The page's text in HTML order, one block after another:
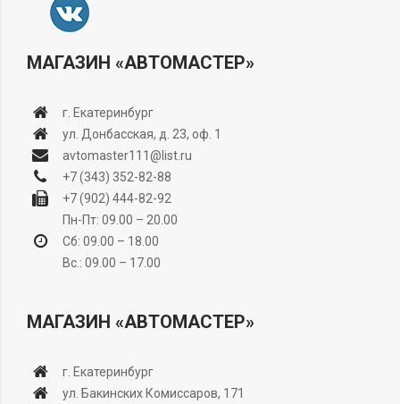
МАГАЗИН «АВТОМАСТЕР»
г. Екатеринбург
ул. Донбасская, д. 23, оф. 1
avtomaster111@list.ru
+7 (343) 352-82-88
+7 (902) 444-82-92
Пн-Пт: 09.00 – 20.00
Сб: 09.00 – 18.00
Вс.: 09.00 – 17.00
МАГАЗИН «АВТОМАСТЕР»
г. Екатеринбург
ул. Бакинских Комиссаров, 171